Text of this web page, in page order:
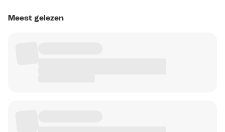
Meest gelezen